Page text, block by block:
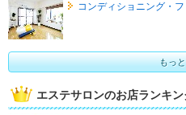
コンディショニング・
もっ
エステサロンのお店ランキン